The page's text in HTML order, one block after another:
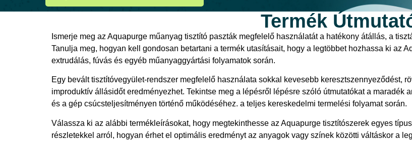
Termék
Ismerje meg az Aquapurge műanyag tisztító paszták megfelelő használatát a hatékony átállás, a
Tanulja meg, hogyan kell gondosan betartani a termék utasításait, hogy a legtöbbet hozhassa ki az
extrudálás, fúvás és egyéb műanyaggyártási folyamatok során.
Egy bevált tisztítóvegyület-rendszer megfelelő használata sokkal kevesebb keresztszennyeződést,
improduktív állásidőt eredményezhet. Tekintse meg a lépésről lépésre szóló útmutatókat a
és a gép csúcsteljesítményen történő működéséhez. a teljes kereskedelmi termelési folyamat során.
Válassza ki az alábbi termékleírásokat, hogy megtekinthesse az Aquapurge tisztítószerek egyes
részletekkel arról, hogyan érhet el optimális eredményt az anyagok vagy színek közötti váltáskor a